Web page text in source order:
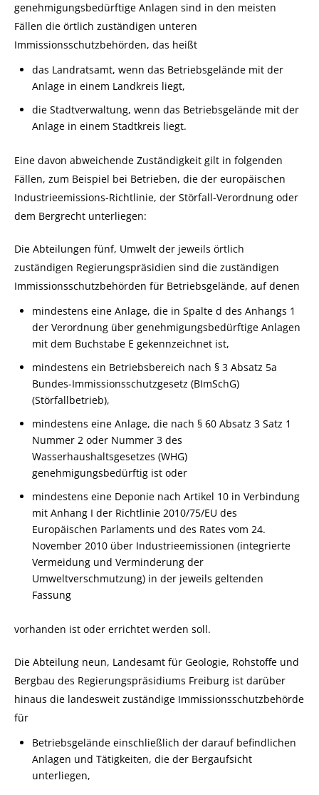
genehmigungsbedürftige Anlagen sind in den meisten
Fällen die örtlich zuständigen unteren
Immissionsschutzbehörden, das heißt
das Landratsamt, wenn das Betriebsgelände mit der
Anlage in einem Landkreis liegt,
die Stadtverwaltung, wenn das Betriebsgelände mit der
Anlage in einem Stadtkreis liegt.
Eine davon abweichende Zuständigkeit gilt in folgenden
Fällen, zum Beispiel bei Betrieben, die der europäischen
Industrieemissions-Richtlinie, der Störfall-Verordnung oder
dem Bergrecht unterliegen:
Die Abteilungen fünf, Umwelt der jeweils örtlich
zuständigen Regierungspräsidien sind die zuständigen
Immissionsschutzbehörden für Betriebsgelände, auf denen
mindestens eine Anlage, die in Spalte d des Anhangs 1
der Verordnung über genehmigungsbedürftige Anlagen
mit dem Buchstabe E gekennzeichnet ist,
mindestens ein Betriebsbereich nach § 3 Absatz 5a
Bundes-Immissionsschutzgesetz (BImSchG)
(Störfallbetrieb),
mindestens eine Anlage, die nach § 60 Absatz 3 Satz 1
Nummer 2 oder Nummer 3 des
Wasserhaushaltsgesetzes (WHG)
genehmigungsbedürftig ist oder
mindestens eine Deponie nach Artikel 10 in Verbindung
mit Anhang I der Richtlinie 2010/75/EU des
Europäischen Parlaments und des Rates vom 24.
November 2010 über Industrieemissionen (integrierte
Vermeidung und Verminderung der
Umweltverschmutzung) in der jeweils geltenden
Fassung
vorhanden ist oder errichtet werden soll.
Die Abteilung neun, Landesamt für Geologie, Rohstoffe und
Bergbau des Regierungspräsidiums Freiburg ist darüber
hinaus die landesweit zuständige Immissionsschutzbehörde
für
Betriebsgelände einschließlich der darauf befindlichen
Anlagen und Tätigkeiten, die der Bergaufsicht
unterliegen,